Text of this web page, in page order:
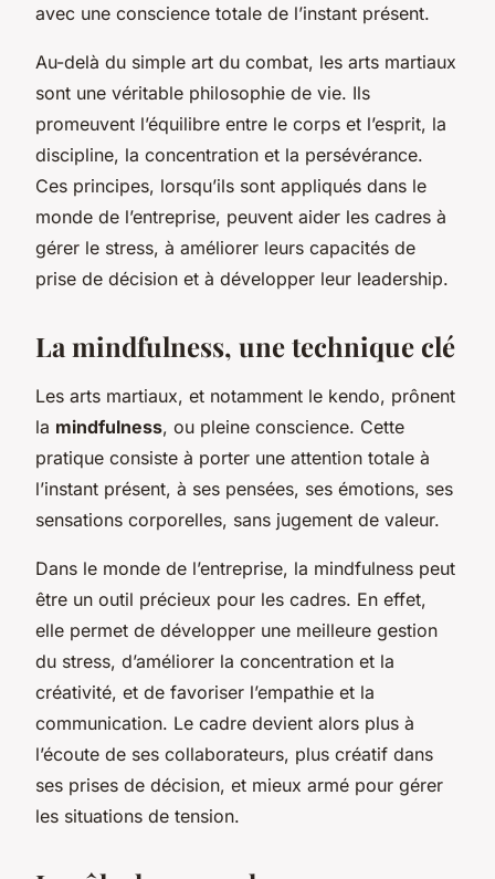
avec une conscience totale de l’instant présent.
Au-delà du simple art du combat, les arts martiaux
sont une véritable philosophie de vie. Ils
promeuvent l’équilibre entre le corps et l’esprit, la
discipline, la concentration et la persévérance.
Ces principes, lorsqu’ils sont appliqués dans le
monde de l’entreprise, peuvent aider les cadres à
gérer le stress, à améliorer leurs capacités de
prise de décision et à développer leur leadership.
La mindfulness, une technique clé
Les arts martiaux, et notamment le kendo, prônent
la mindfulness, ou pleine conscience. Cette
pratique consiste à porter une attention totale à
l’instant présent, à ses pensées, ses émotions, ses
sensations corporelles, sans jugement de valeur.
Dans le monde de l’entreprise, la mindfulness peut
être un outil précieux pour les cadres. En effet,
elle permet de développer une meilleure gestion
du stress, d’améliorer la concentration et la
créativité, et de favoriser l’empathie et la
communication. Le cadre devient alors plus à
l’écoute de ses collaborateurs, plus créatif dans
ses prises de décision, et mieux armé pour gérer
les situations de tension.